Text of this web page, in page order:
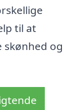
til at
og